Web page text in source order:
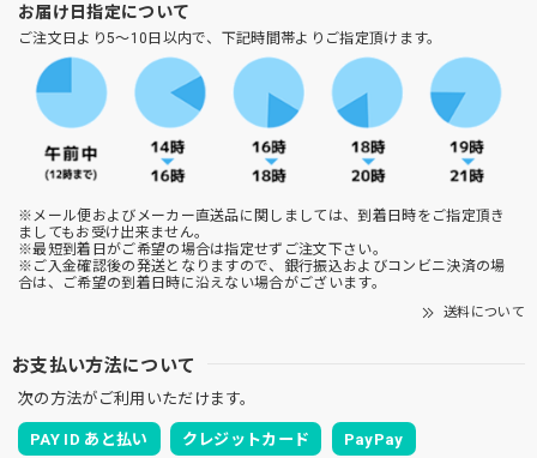
お届け日指定について
ご注文日より5～10日以内で、下記時間帯よりご指定頂けます。
※メール便およびメーカー直送品に関しましては、到着日時をご指定頂き
ましてもお受け出来ません。
※最短到着日がご希望の場合は指定せずご注文下さい。
※ご入金確認後の発送となりますので、銀行振込およびコンビニ決済の場
合は、ご希望の到着日時に沿えない場合がございます。
送料について
お支払い方法について
次の方法がご利用いただけます。
PAY ID あと払い クレジットカード PayPay